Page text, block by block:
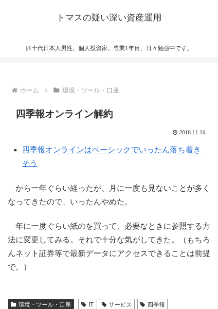
トマスの疑い深い資産運用
四十代日本人男性。個人投資家。専業1年目。日々勉強中です。
ホーム 環境・ツール・口座
四季報オンライン解約
2018.11.16
四季報オンラインはベーシックでいったん落ち着き
そう
から一年ぐらい経ったが、月に一度も見ないことが多く
なってきたので、いったんやめた。
年に一度ぐらい紙のを買って、必要なときに参照する方
法に変更してみる。それで十分な気がしてきた。（もちろ
んネット証券等で最新データにアクセスできることは前提
で。）
環境・ツール・口座 IT サービス 四季報